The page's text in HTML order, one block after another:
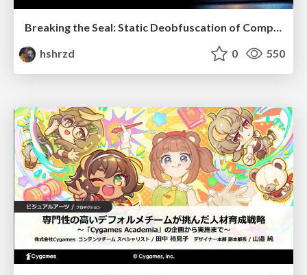
Breaking the Seal: Static Deobfuscation of Compiled V8 JavaScript Bytecode Malware
hshrzd
0 550